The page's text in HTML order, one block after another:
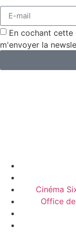
En cochant cette
m'envoyer la
Cinéma
Office